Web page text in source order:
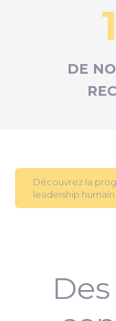
DE
Découvrez la
leadership humain